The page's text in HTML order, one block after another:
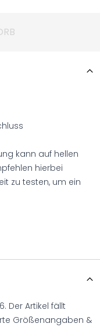
kann auf hellen
hierbei
zu testen, um ein
Der Artikel fällt
Größenangaben &